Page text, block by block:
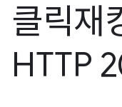
클릭재
HTTP